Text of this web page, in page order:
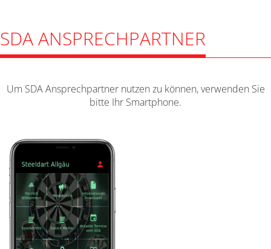
SDA ANSPRECHPARTNER
Um SDA Ansprechpartner nutzen zu können, verwenden Sie
bitte Ihr Smartphone.